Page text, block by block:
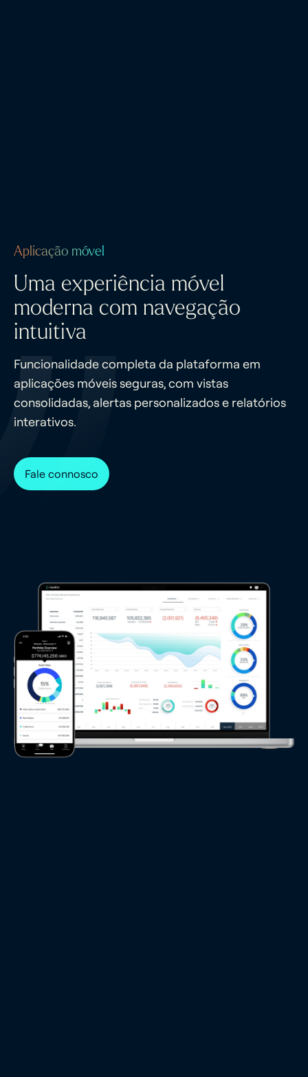
Aplicação móvel
Uma experiência móvel
moderna com navegação
intuitiva
Funcionalidade completa da plataforma em
aplicações móveis seguras, com vistas
consolidadas, alertas personalizados e relatórios
interativos.
Fale connosco